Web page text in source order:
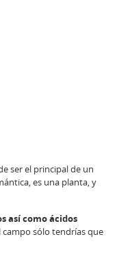
ser el principal de un
es una planta, y
así como ácidos
campo sólo tendrías que